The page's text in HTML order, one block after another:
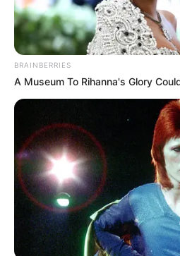
BRAINBERRIES
A Museum To Rihanna's Glory